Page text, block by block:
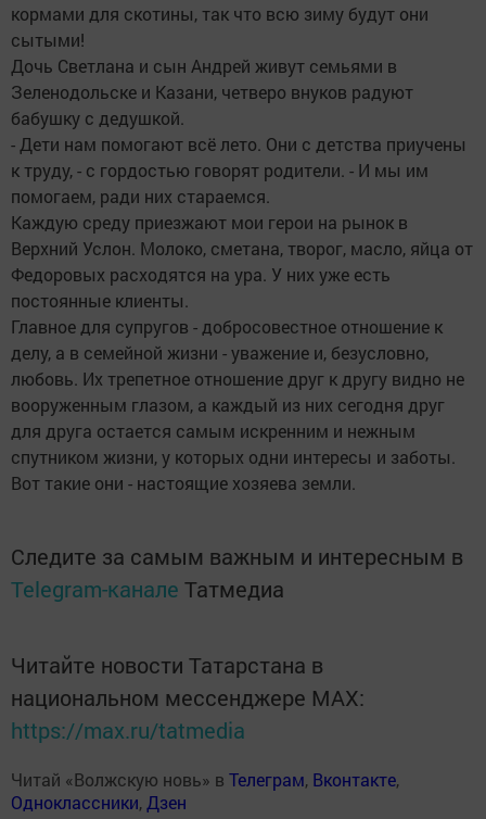
кормами для скотины, так что всю зиму будут они
сытыми!
Дочь Светлана и сын Андрей живут семьями в
Зеленодольске и Казани, четверо внуков радуют
бабушку с дедушкой.
- Дети нам помогают всё лето. Они с детства приучены
к труду, - с гордостью говорят родители. - И мы им
помогаем, ради них стараемся.
Каждую среду приезжают мои герои на рынок в
Верхний Услон. Молоко, сметана, творог, масло, яйца от
Федоровых расходятся на ура. У них уже есть
постоянные клиенты.
Главное для супругов - добросовестное отношение к
делу, а в семейной жизни - уважение и, безусловно,
любовь. Их трепетное отношение друг к другу видно не
вооруженным глазом, а каждый из них сегодня друг
для друга остается самым искренним и нежным
спутником жизни, у которых одни интересы и заботы.
Вот такие они - настоящие хозяева земли.
Следите за самым важным и интересным в
Telegram-канале Татмедиа
Читайте новости Татарстана в
национальном мессенджере MАХ:
https://max.ru/tatmedia
Читай «Волжскую новь» в Телеграм, Вконтакте,
Одноклассники, Дзен